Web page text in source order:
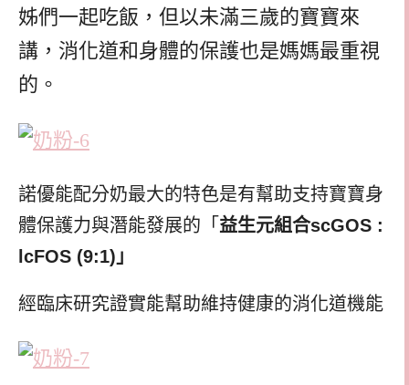
姊們一起吃飯，但以未滿三歲的寶寶來
講，消化道和身體的保護也是媽媽最重視
的。
諾優能配分奶最大的特色是有幫助支持寶寶身
體保護力與潛能發展的「 益生元組合scGOS :
lcFOS (9:1) 」
經臨床研究證實能幫助維持健康的消化道機能